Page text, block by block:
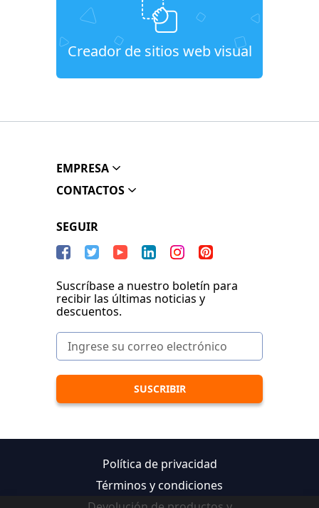
Creador de sitios web visual
EMPRESA
CONTACTOS
SEGUIR
Suscríbase a nuestro boletín para
recibir las últimas noticias y
descuentos.
Política de privacidad
Términos y condiciones